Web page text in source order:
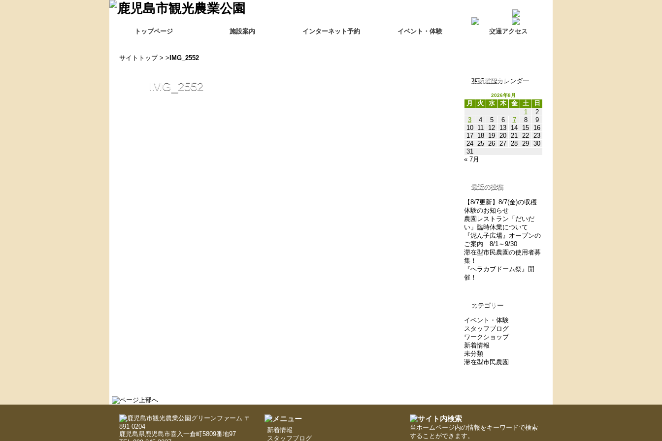
Language switch翻訳について
トップページ 施設案内 インターネット予約 イベント・体験 交通アクセス
サイトトップ> > IMG_2552
IMG_2552 更新履歴カレンダー
2026年8月
月 火 水 木 金 土
日
1
2
3
4 5 6 7 8
9
10
11 12 13 14 15
16
17
18 19 20 21 22 23
24 25 26 27 28 29 30
31
« 7月
最近の投稿
【8/7更新】8/7(金)の収穫
体験のお知らせ
農園レストラン「だいだ
い」臨時休業について
『泥ん子広場』オープンの
ご案内 8/1～9/30
滞在型市民農園の使用者募
集！
『ヘラカブドーム祭』開
催！
カテゴリー
イベント・体験
スタッフブログ
ワークショップ
新着情報
未分類
滞在型市民農園
〒
891-0204
鹿児島県鹿児島市喜入一倉町5809番地97
新着情報
スタッフブログ
当ホームページ内の情報をキーワードで検索
することができます。